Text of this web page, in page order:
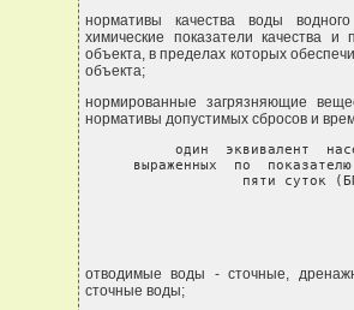
нормативы качества воды
химические показатели качества
объекта, в пределах которых
объекта;
нормированные загрязняющие
нормативы допустимых сбросов и
один  эквивалент
выраженных  по
пяти суток
отводимые воды - сточные,
сточные воды;